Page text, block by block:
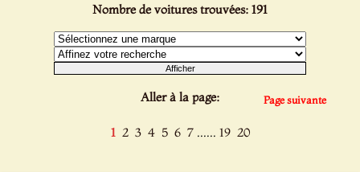
Nombre de voitures trouvées: 191
Aller à la page: Page suivante
1 2 3 4 5 6 7 ...... 19 20